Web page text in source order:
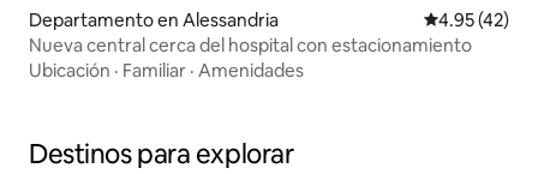
Departamento en Alessandria Calificación
4.95 (42)
Nueva central cerca del hospital con estacionamiento
Ubicación · Familiar · Amenidades
Destinos para explorar